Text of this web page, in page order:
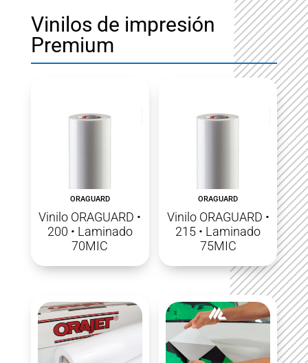
Vinilos de impresión
Premium
ORAGUARD
Vinilo ORAGUARD •
200 • Laminado
70MIC
ORAGUARD
Vinilo ORAGUARD •
215 • Laminado
75MIC